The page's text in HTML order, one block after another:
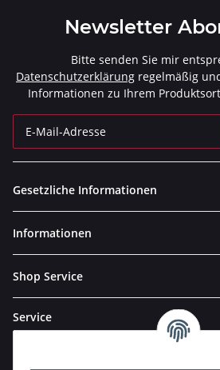
Newsletter
Bitte senden Sie mir
Datenschutzerklärung regelmäßig
Informationen zu Ihrem
Gesetzliche Informationen
Informationen
Shop Service
Service